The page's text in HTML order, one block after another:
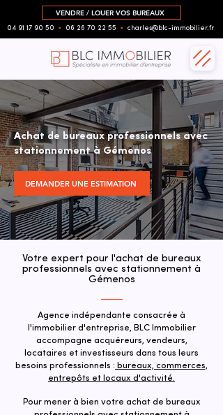
VENDRE / LOUER VOS BUREAUX
04 91 17 90 50 ▪︎ 06 26 70 22 55 ▪︎ charles@blc-immobilier.fr
Achat de bureaux professionnels avec
stationnement à Gémenos
DEMANDER UNE ESTIMATION
Votre expert pour l'achat de bureaux
professionnels avec stationnement à
Gémenos
Agence indépendante consacrée à
l'immobilier d'entreprise, BLC Immobilier
accompagne acquéreurs, vendeurs,
locataires et investisseurs dans tous leurs
besoins professionnels : bureaux, commerces,
entrepôts et locaux d'activité.
Pour mener à bien votre achat de bureaux